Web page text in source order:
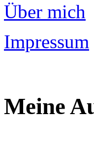
Über mich
Impressum
Meine